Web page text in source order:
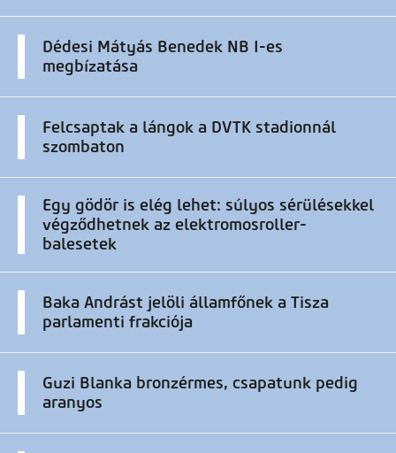
Dédesi Mátyás Benedek NB I-es
megbízatása
Felcsaptak a lángok a DVTK stadionnál
szombaton
Egy gödör is elég lehet: súlyos sérülésekkel
végződhetnek az elektromosroller-
balesetek
Baka Andrást jelöli államfőnek a Tisza
parlamenti frakciója
Guzi Blanka bronzérmes, csapatunk pedig
aranyos